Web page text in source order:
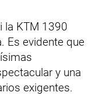
la KTM 1390
Es evidente que
y una
exigentes.